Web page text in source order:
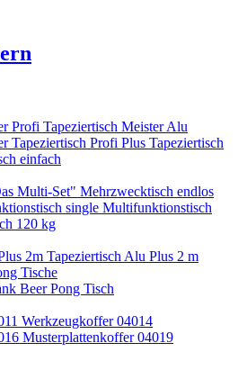
Profi Tapeziertisch Meister Alu
Tapeziertisch Profi Plus Tapeziertisch
einfach
Multi-Set" Mehrzwecktisch endlos
single Multifunktionstisch
120 kg
2m Tapeziertisch Alu Plus 2 m
Tische
Beer Pong Tisch
Werkzeugkoffer 04014
Musterplattenkoffer 04019